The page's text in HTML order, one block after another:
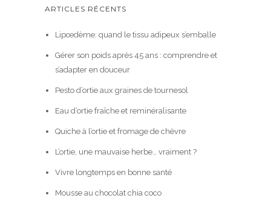
ARTICLES RÉCENTS
Lipœdème: quand le tissu adipeux s’emballe
Gérer son poids après 45 ans : comprendre et
s’adapter en douceur
Pesto d’ortie aux graines de tournesol
Eau d’ortie fraîche et reminéralisante
Quiche à l’ortie et fromage de chèvre
L’ortie, une mauvaise herbe… vraiment ?
Vivre longtemps en bonne santé
Mousse au chocolat chia coco